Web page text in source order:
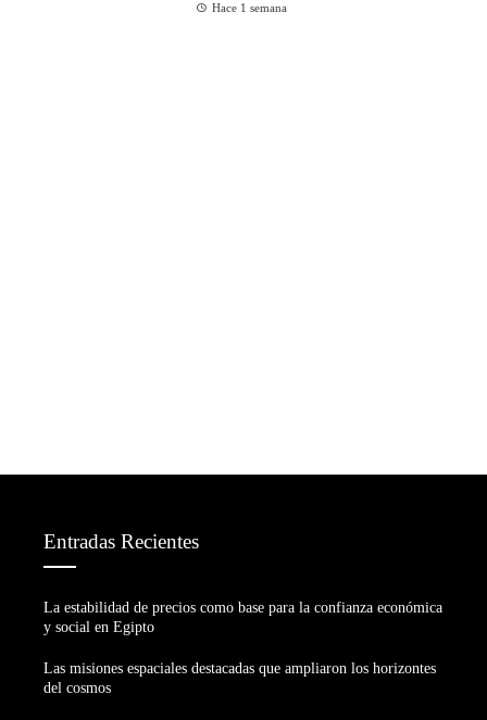
Hace 1 semana
Entradas Recientes
La estabilidad de precios como base para la confianza económica
y social en Egipto
Las misiones espaciales destacadas que ampliaron los horizontes
del cosmos